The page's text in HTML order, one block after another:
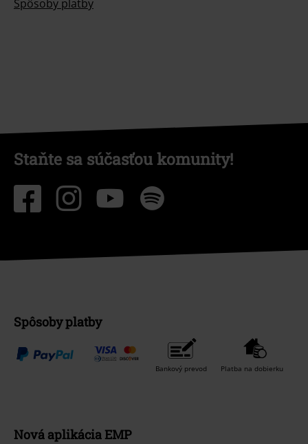
Spôsoby platby
Staňte sa súčasťou komunity!
Spôsoby platby
Bankový prevod Platba na dobierku
Nová aplikácia EMP